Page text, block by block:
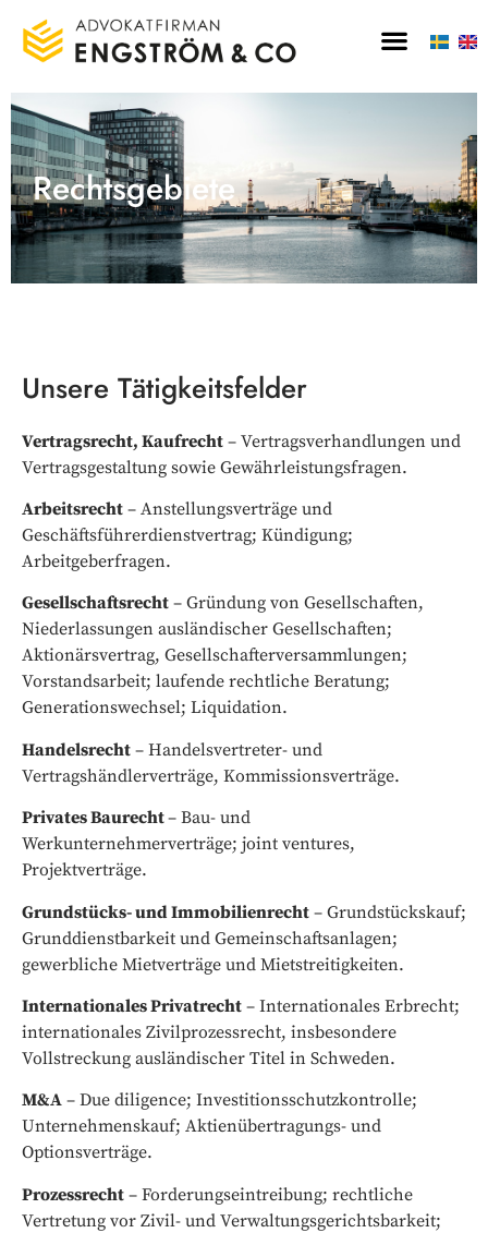
Rechtsgebiete
Unsere Tätigkeitsfelder
Vertragsrecht, Kaufrecht – Vertragsverhandlungen und
Vertragsgestaltung sowie Gewährleistungsfragen.
Arbeitsrecht – Anstellungsverträge und
Geschäftsführerdienstvertrag; Kündigung;
Arbeitgeberfragen.
Gesellschaftsrecht – Gründung von Gesellschaften,
Niederlassungen ausländischer Gesellschaften;
Aktionärsvertrag, Gesellschafterversammlungen;
Vorstandsarbeit; laufende rechtliche Beratung;
Generationswechsel; Liquidation.
Handelsrecht – Handelsvertreter- und
Vertragshändlerverträge, Kommissionsverträge.
Privates Baurecht– Bau- und
Werkunternehmerverträge; joint ventures,
Projektverträge.
Grundstücks- und Immobilienrecht – Grundstückskauf;
Grunddienstbarkeit und Gemeinschaftsanlagen;
gewerbliche Mietverträge und Mietstreitigkeiten.
Internationales Privatrecht – Internationales Erbrecht;
internationales Zivilprozessrecht, insbesondere
Vollstreckung ausländischer Titel in Schweden.
M&A – Due diligence; Investitionsschutzkontrolle;
Unternehmenskauf; Aktienübertragungs- und
Optionsverträge.
Prozessrecht – Forderungseintreibung; rechtliche
Vertretung vor Zivil- und Verwaltungsgerichtsbarkeit;